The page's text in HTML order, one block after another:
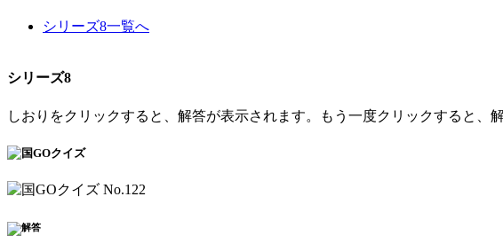
シリーズ8一覧へ
シリーズ8
しおりをクリックすると、解答が表示されます。もう一度クリックすると、